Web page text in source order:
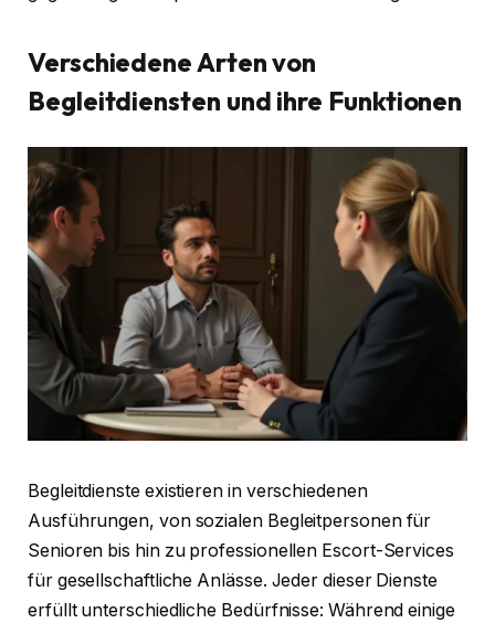
Verschiedene Arten von
Begleitdiensten und ihre Funktionen
Begleitdienste existieren in verschiedenen
Ausführungen, von sozialen Begleitpersonen für
Senioren bis hin zu professionellen Escort-Services
für gesellschaftliche Anlässe. Jeder dieser Dienste
erfüllt unterschiedliche Bedürfnisse: Während einige